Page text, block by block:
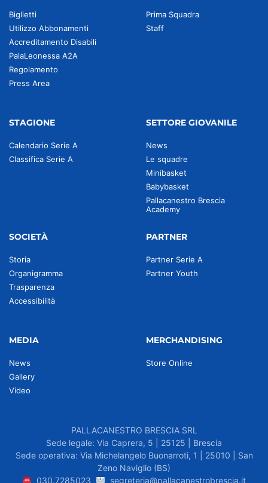
Biglietti
Utilizzo Abbonamenti
Accreditamento Disabili
PalaLeonessa A2A
Regolamento
Press Area
Prima Squadra
Staff
STAGIONE
Calendario Serie A
Classifica Serie A
SETTORE GIOVANILE
News
Le squadre
Minibasket
Babybasket
Pallacanestro Brescia
Academy
SOCIETÀ
Storia
Organigramma
Trasparenza
Accessibilità
PARTNER
Partner Serie A
Partner Youth
MEDIA
News
Gallery
Video
MERCHANDISING
Store Online
PALLACANESTRO BRESCIA SRL
Sede legale: Via Caprera, 5 | 25125 | Brescia
Sede operativa: Via Michelangelo Buonarroti, 1 | 25010 | San
Zeno Naviglio (BS)
030.7285023
segreteria@pallacanestrobrescia.it